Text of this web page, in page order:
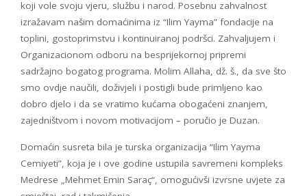
koji vole svoju vjeru, službu i narod. Posebnu zahvalnost
izražavam našim domaćinima iz “Ilim Yayma” fondacije na
toplini, gostoprimstvu i kontinuiranoj podršci. Zahvaljujem i
Organizacionom odboru na besprijekornoj pripremi
sadržajno bogatog programa. Molim Allaha, dž. š., da sve što
smo ovdje naučili, doživjeli i postigli bude primljeno kao
dobro djelo i da se vratimo kućama obogaćeni znanjem,
zajedništvom i novom motivacijom – poručio je Duzan.
Domaćin susreta bila je turska organizacija “Ilim Yayma
Cemiyeti”, koja je i ove godine ustupila savremeni kompleks
Medrese „Mehmet Emin Saraç“, omogućivši izvrsne uvjete za